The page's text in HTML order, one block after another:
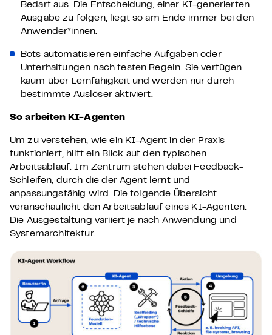
Bedarf aus. Die Entscheidung, einer KI-generierten
Ausgabe zu folgen, liegt so am Ende immer bei den
Anwender*innen.
Bots automatisieren einfache Aufgaben oder
Unterhaltungen nach festen Regeln. Sie verfügen
kaum über Lernfähigkeit und werden nur durch
bestimmte Auslöser aktiviert.
So arbeiten KI-Agenten
Um zu verstehen, wie ein KI-Agent in der Praxis
funktioniert, hilft ein Blick auf den typischen
Arbeitsablauf. Im Zentrum stehen dabei Feedback-
Schleifen, durch die der Agent lernt und
anpassungsfähig wird. Die folgende Übersicht
veranschaulicht den Arbeitsablauf eines KI-Agenten.
Die Ausgestaltung variiert je nach Anwendung und
Systemarchitektur.